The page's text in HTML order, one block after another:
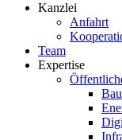
Kanzlei
Anfahrt
Team
Expertise